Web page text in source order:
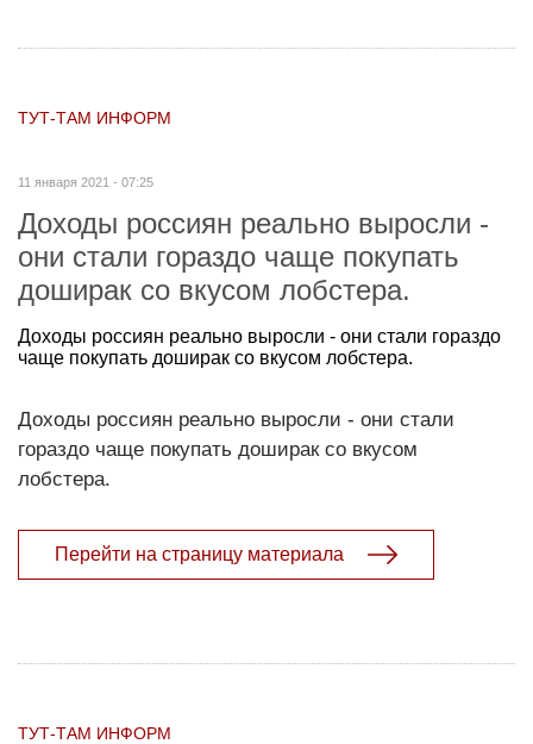
ТУТ-ТАМ ИНФОРМ
11 января 2021 - 07:25
Доходы россиян реально выросли -
они стали гораздо чаще покупать
доширак со вкусом лобстера.
Доходы россиян реально выросли - они стали гораздо
чаще покупать доширак со вкусом лобстера.
Доходы россиян реально выросли - они стали
гораздо чаще покупать доширак со вкусом
лобстера.
Перейти на страницу материала
ТУТ-ТАМ ИНФОРМ